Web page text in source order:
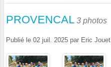
PROVENCAL 3 photos
Publié le 02 juil. 2025 par Eric Jouet